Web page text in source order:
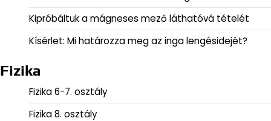
Kipróbáltuk a mágneses mező láthatóvá tételét
Kísérlet: Mi határozza meg az inga lengésidejét?
Fizika
Fizika 6-7. osztály
Fizika 8. osztály